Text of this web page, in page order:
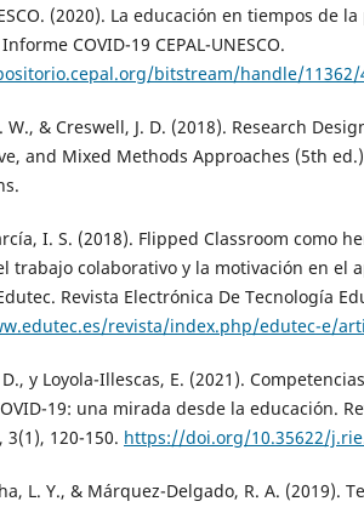
(2020). La educación en tiempos de
COVID-19 CEPAL-UNESCO.
bitstream/handle/11362/
W., & Creswell, J. D. (2018). Research
and Mixed Methods Approaches (5th
I. S. (2018). Flipped Classroom como
trabajo colaborativo y la motivación en el
Revista Electrónica De Tecnología
revista/index.php/edutec-e/
y Loyola-Illescas, E. (2021).
19: una mirada desde la educación.
3(1), 120-150. https://doi.org/10.35622/
L. Y., & Márquez-Delgado, R. A. (2019).